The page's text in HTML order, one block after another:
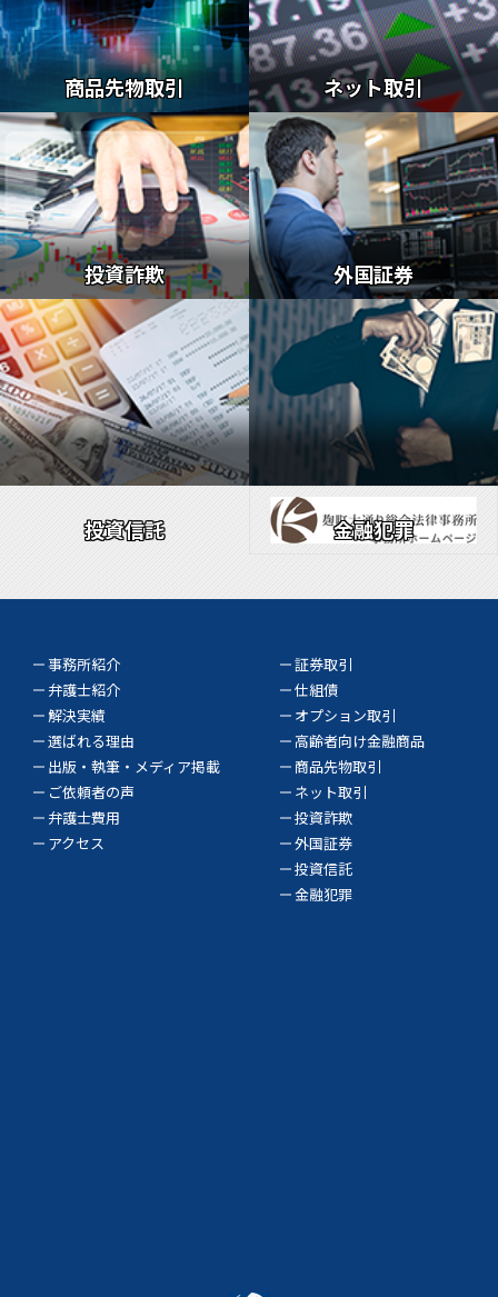
商品先物取引 ネット取引
投資詐欺 外国証券
投資信託 金融犯罪
事務所紹介
弁護士紹介
解決実績
選ばれる理由
出版・執筆・メディア掲載
ご依頼者の声
弁護士費用
アクセス
証券取引
仕組債
オプション取引
高齢者向け金融商品
商品先物取引
ネット取引
投資詐欺
外国証券
投資信託
金融犯罪